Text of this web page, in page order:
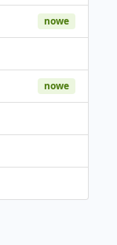
nowe
nowe